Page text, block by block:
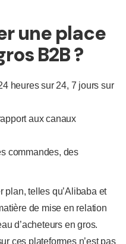
une place
B2B ?
heures sur 24, 7 jours sur
aux canaux
commandes, des
plan, telles qu’Alibaba et
de mise en relation
d’acheteurs en gros.
ces plateformes n’est pas